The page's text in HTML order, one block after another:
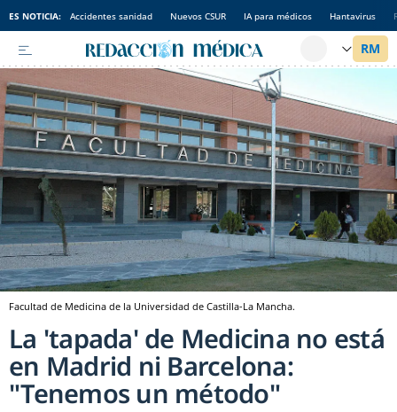
ES NOTICIA: Accidentes sanidad Nuevos CSUR IA para médicos Hantavirus
Facultad de Medicina de la Universidad de Castilla-La Mancha.
La 'tapada' de Medicina no está
en Madrid ni Barcelona:
"Tenemos un método"